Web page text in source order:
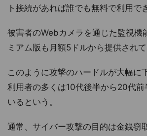
ト接続があれば誰でも無料で利用で
被害者のWebカメラを通じた監視機
ミアム版も月額5ドルから提供されて
このように攻撃のハードルが大幅に
利用者の多くは10代後半から20代前
いるという。
通常、サイバー攻撃の目的は金銭窃